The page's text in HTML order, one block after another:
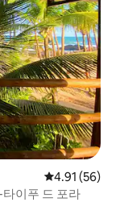
평점 4.91점
4.91 (56)
이푸 드 포라